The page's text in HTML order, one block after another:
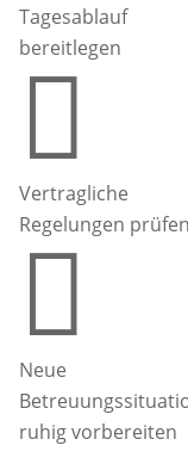
Tagesablauf
bereitlegen

Vertragliche
Regelungen

Neue
ruhig vorbereiten